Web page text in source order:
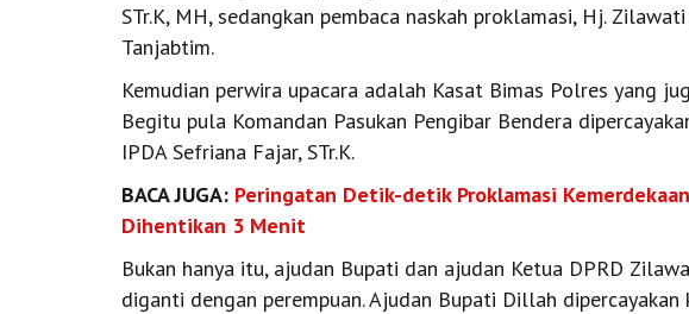
STr.K, MH, sedangkan pembaca naskah proklamasi, Hj.
Tanjabtim.
Kemudian perwira upacara adalah Kasat Bimas Polres yang
Begitu pula Komandan Pasukan Pengibar Bendera
IPDA Sefriana Fajar, STr.K.
BACA JUGA: Peringatan Detik-detik Proklamasi
Dihentikan 3 Menit
Bukan hanya itu, ajudan Bupati dan ajudan Ketua DPRD
diganti dengan perempuan. Ajudan Bupati Dillah